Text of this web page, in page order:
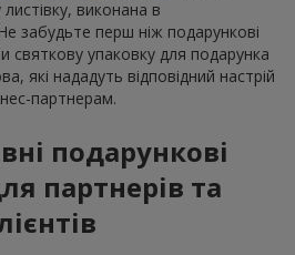
виконана в
забудьте перш ніж подарункові
святкову упаковку для подарунка
які нададуть відповідний настрій
партнерам.
подарункові
партнерів та